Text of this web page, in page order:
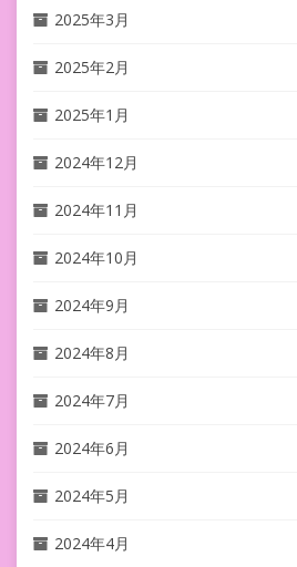
2025年3月
2025年2月
2025年1月
2024年12月
2024年11月
2024年10月
2024年9月
2024年8月
2024年7月
2024年6月
2024年5月
2024年4月